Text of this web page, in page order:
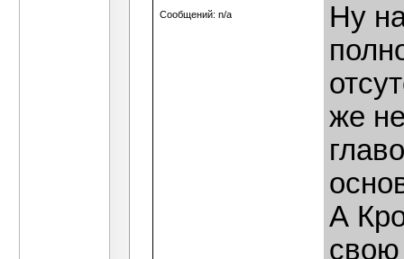
Сообщений: n/a
Ну
же
А